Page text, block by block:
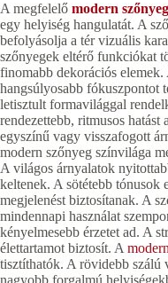
A megfelelő modern
egy helyiség hangulatát. A
befolyásolja a tér vizuális
szőnyegek eltérő funkciókat
finomabb dekorációs
hangsúlyosabb fókuszpontot
letisztult formavilággal
rendezettebb, ritmusos
egyszínű vagy visszafogott
modern szőnyeg színvilága
A világos árnyalatok
keltenek. A sötétebb tónusok
megjelenést biztosítanak. A
mindennapi használat
kényelmesebb érzetet ad. A
élettartamot biztosít. A
tisztíthatók. A rövidebb szálú